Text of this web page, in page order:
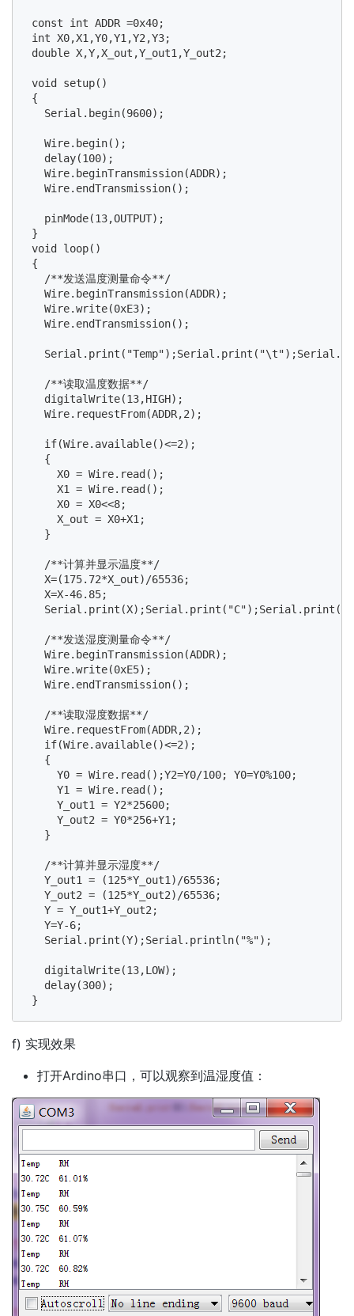
const int ADDR =0x40;
int X0,X1,Y0,Y1,Y2,Y3;
double X,Y,X_out,Y_out1,Y_out2;
void setup()
{
   Serial.begin(9600);
   Wire.begin();
   delay(100);
   Wire.beginTransmission(ADDR);
   Wire.endTransmission();
   pinMode(13,OUTPUT);
}
void loop()
{
   /**发送温度测量命令**/
   Wire.beginTransmission(ADDR);
Wire.write(0xE3);
   Wire.endTransmission();
   /**读取温度数据**/
digitalWrite(13,HIGH);
Wire.requestFrom(ADDR,2);
   if(Wire.available()<=2);
   {
     X0 = Wire.read();
     X1 = Wire.read();
     X0 = X0<<8;
     X_out = X0+X1;
   }
   /**计算并显示温度**/
   X=(175.72*X_out)/65536;
   X=X-46.85;
   /**发送湿度测量命令**/
   Wire.beginTransmission(ADDR);
   Wire.write(0xE5);
   Wire.endTransmission();
   /**读取湿度数据**/
   Wire.requestFrom(ADDR,2);
   if(Wire.available()<=2);
   {
     Y0 = Wire.read();Y2=Y0/100; Y0=Y0%100;
     Y1 = Wire.read();
     Y_out1 = Y2*25600;
     Y_out2 = Y0*256+Y1;
   }
   /**计算并显示湿度**/
   Y_out1 = (125*Y_out1)/65536;
   Y_out2 = (125*Y_out2)/65536;
   Y = Y_out1+Y_out2;
   Y=Y-6;
   Serial.print(Y);Serial.println("%");
   digitalWrite(13,LOW);
   delay(300);
f) 实现效果
打开Ardino串口，可以观察到温湿度值：